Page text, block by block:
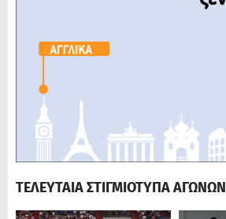
ΤΕΛΕΥΤΑΙΑ ΣΤΙΓΜΙΟΤΥΠΑ ΑΓΩΝΩΝ